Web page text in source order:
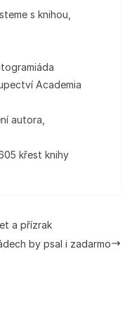
s knihou,
Academia
autora,
křest knihy
a přízrak
by psal i zadarmo